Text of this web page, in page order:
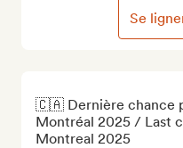
🇨🇦 Dernière chance
Montréal 2025 / Last
Montreal 2025
Se